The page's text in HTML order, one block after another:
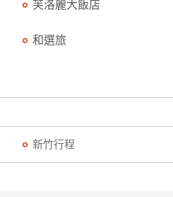
芙洛麗大飯店
和選旅
新竹行程